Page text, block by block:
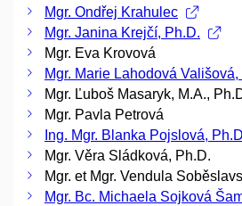
Mgr. Ondřej Krahulec
Mgr. Janina Krejčí, Ph.D.
Mgr. Eva Krovová
Mgr. Marie Lahodová Vališová,
Mgr. Ľuboš Masaryk, M.A.,
Mgr. Pavla Petrová
Ing. Mgr. Blanka Pojslová,
Mgr. Věra Sládková, Ph.D.
Mgr. et Mgr. Vendula
Mgr. Bc. Michaela Sojková